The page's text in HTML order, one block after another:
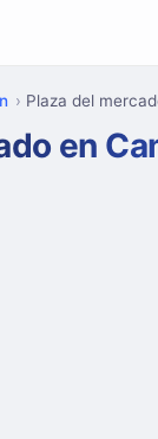
Plaza del
en